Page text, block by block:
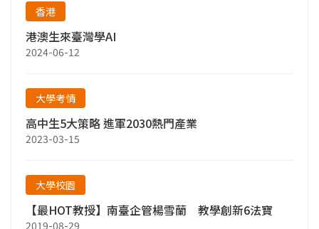
香港
港澳生來臺灣學AI
2024-06-12
大學考情
高中生5大策略 進軍2030熱門產業
2023-03-15
大學校園
【最HOT教授】南臺企管楊雪蘭 教學創新6法寶
2019-08-29